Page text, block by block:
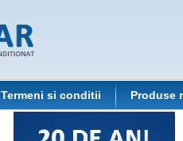
Termeni si conditii Produse